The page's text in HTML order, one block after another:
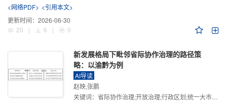
<网络PDF> <引用本文>
更新时间： 2026-06-30
20
| 6 | 0
新发展格局下毗邻省际协作治理的路径策
略：以渝黔为例
AI导读
赵映,张鹏
关键词： 省际协作治理;开放治理;行政区划;统一大市场;新发展格局